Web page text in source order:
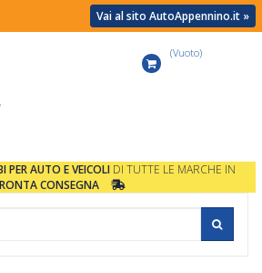
Vai al sito AutoAppennino.it »
(Vuoto)
PER AUTO E VEICOLIDI TUTTE LE MARCHE IN
CONSEGNA